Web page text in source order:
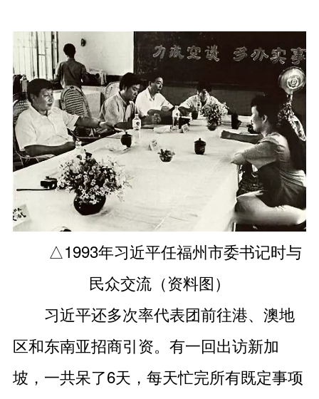
△1993年习近平任福州市委书记时与
民众交流（资料图）
习近平还多次率代表团前往港、澳地
区和东南亚招商引资。有一回出访新加
坡，一共呆了6天，每天忙完所有既定事项